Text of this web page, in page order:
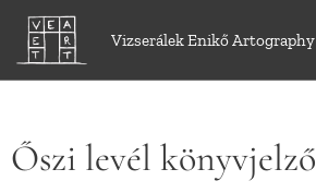
Vizserálek Enikő Artography
Őszi levél könyvjelző